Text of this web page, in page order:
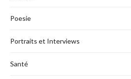
Poesie
Portraits et Interviews
Santé